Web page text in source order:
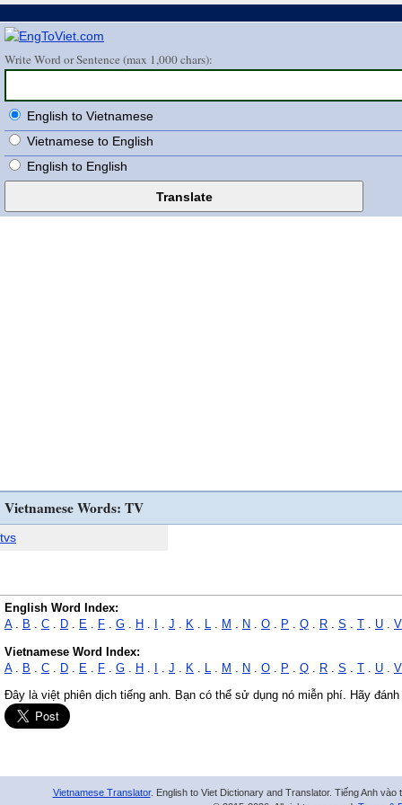
Write Word or Sentence (max 1,000 chars):
English to Vietnamese
Vietnamese to English
English to English
Vietnamese Words: TV
tvs
English Word Index:
A. B . C . D . E . F . G . H . . J . K . L . M . N . O . P . Q . R . S . . U . V
Vietnamese Word Index:
A. B C D E F G H J K M N O P Q R S T U V
Đây là việt phiên dịch tiếng anh. Bạn có thể sử dụng nó miễn phí. Hãy
Vietnamese Translator. English to Viet Dictionary and Translator. Tiếng Anh